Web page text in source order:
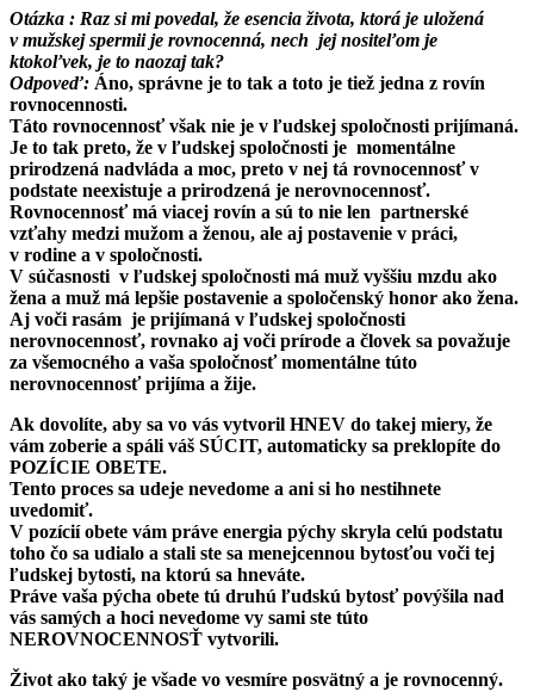
Otázka : Raz si mi povedal, že esencia života, ktorá je uložená
v mužskej spermii je rovnocenná, nech jej nositeľom je
ktokoľvek, je to naozaj tak?
Odpoveď: Áno, správne je to tak a toto je tiež jedna z rovín
rovnocennosti.
Táto rovnocennosť však nie je v ľudskej spoločnosti prijímaná.
Je to tak preto, že v ľudskej spoločnosti je momentálne
prirodzená nadvláda a moc, preto v nej tá rovnocennosť v
podstate neexistuje a prirodzená je nerovnocennosť.
Rovnocennosť má viacej rovín a sú to nie len partnerské
vzťahy medzi mužom a ženou, ale aj postavenie v práci,
v rodine a v spoločnosti.
V súčasnosti v ľudskej spoločnosti má muž vyššiu mzdu ako
žena a muž má lepšie postavenie a spoločenský honor ako žena.
Aj voči rasám je prijímaná v ľudskej spoločnosti
nerovnocennosť, rovnako aj voči prírode a človek sa považuje
za všemocného a vaša spoločnosť momentálne túto
nerovnocennosť prijíma a žije.
Ak dovolíte, aby sa vo vás vytvoril HNEV do takej miery, že
vám zoberie a spáli váš SÚCIT, automaticky sa preklopíte do
POZÍCIE OBETE.
Tento proces sa udeje nevedome a ani si ho nestihnete
uvedomiť.
V pozícií obete vám práve energia pýchy skryla celú podstatu
toho čo sa udialo a stali ste sa menejcennou bytosťou voči tej
ľudskej bytosti, na ktorú sa hneváte.
Práve vaša pýcha obete tú druhú ľudskú bytosť povýšila nad
vás samých a hoci nevedome vy sami ste túto
NEROVNOCENNOSŤ vytvorili.
Život ako taký je všade vo vesmíre posvätný a je rovnocenný.